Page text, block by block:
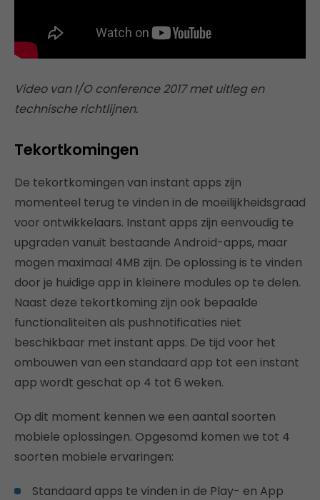
Video van I/O conference 2017 met uitleg en
technische richtlijnen.
Tekortkomingen
De tekortkomingen van instant apps zijn
momenteel terug te vinden in de moeilijkheidsgraad
voor ontwikkelaars. Instant apps zijn eenvoudig te
upgraden vanuit bestaande Android-apps, maar
mogen maximaal 4MB zijn. De oplossing is te vinden
door je huidige app in kleinere modules op te delen.
Naast deze tekortkoming zijn ook bepaalde
functionaliteiten als pushnotificaties niet
beschikbaar met instant apps. De tijd voor het
ombouwen van een standaard app tot een instant
app wordt geschat op 4 tot 6 weken.
Op dit moment kennen we een aantal soorten
mobiele oplossingen. Opgesomd komen we tot 4
soorten mobiele ervaringen:
Standaard apps te vinden in de Play- en App